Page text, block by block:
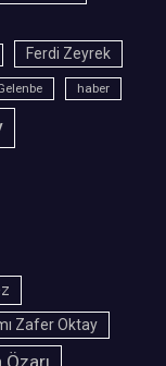
Ferdi Zeyrek
haber
Zafer Oktay